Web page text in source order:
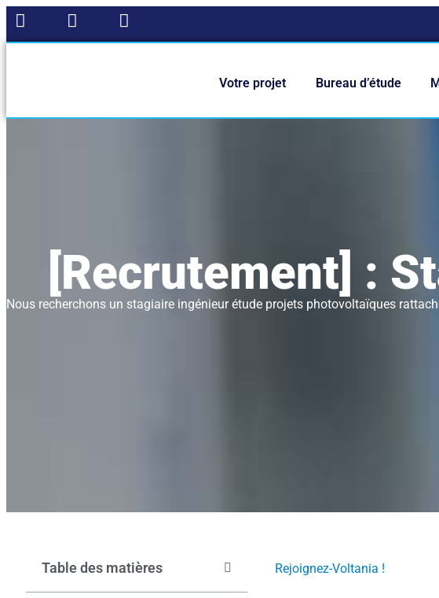
Panneau de gestion des cookies
Votre projet Bureau d’étude
[Recrutement] :
Nous recherchons un stagiaire ingénieur étude projets photovoltaïques
Table des matières Rejoignez-Voltania !